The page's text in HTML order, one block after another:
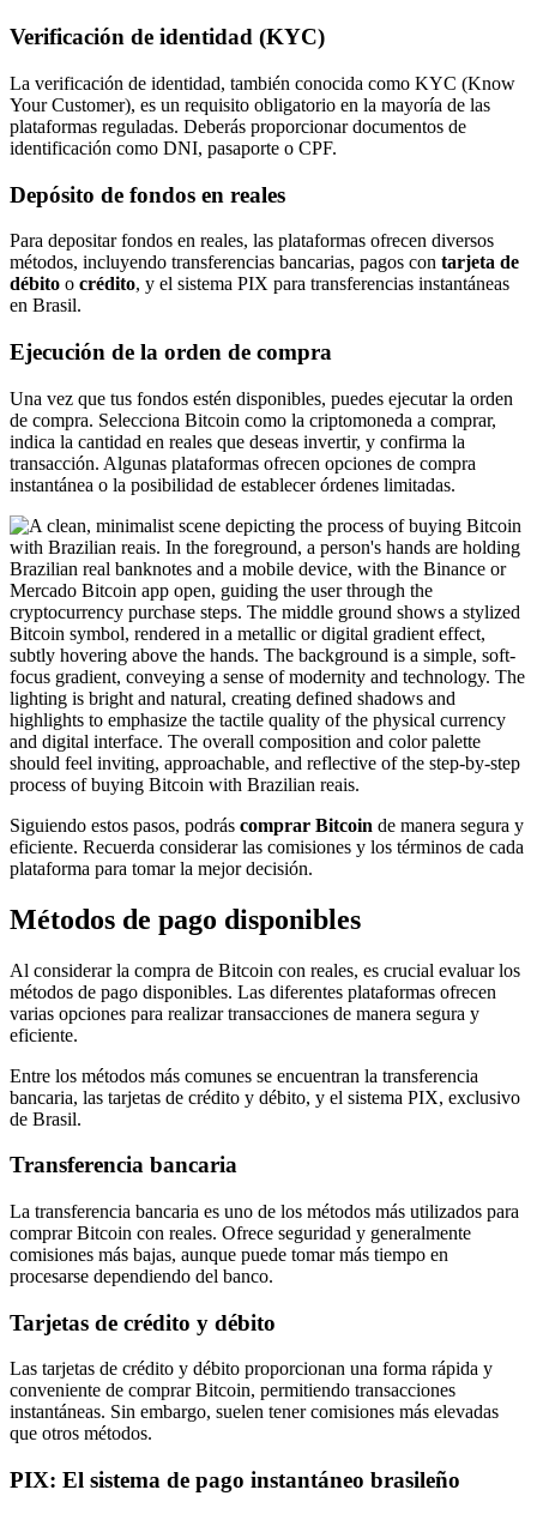
Verificación de identidad (KYC)
La verificación de identidad, también conocida como KYC (Know
Your Customer), es un requisito obligatorio en la mayoría de las
plataformas reguladas. Deberás proporcionar documentos de
identificación como DNI, pasaporte o CPF.
Depósito de fondos en reales
Para depositar fondos en reales, las plataformas ofrecen diversos
métodos, incluyendo transferencias bancarias, pagos con tarjeta de
débito o crédito, y el sistema PIX para transferencias instantáneas
en Brasil.
Ejecución de la orden de compra
Una vez que tus fondos estén disponibles, puedes ejecutar la orden
de compra. Selecciona Bitcoin como la criptomoneda a comprar,
indica la cantidad en reales que deseas invertir, y confirma la
transacción. Algunas plataformas ofrecen opciones de compra
instantánea o la posibilidad de establecer órdenes limitadas.
Siguiendo estos pasos, podrás comprar Bitcoin de manera segura y
eficiente. Recuerda considerar las comisiones y los términos de cada
plataforma para tomar la mejor decisión.
Métodos de pago disponibles
Al considerar la compra de Bitcoin con reales, es crucial evaluar los
métodos de pago disponibles. Las diferentes plataformas ofrecen
varias opciones para realizar transacciones de manera segura y
eficiente.
Entre los métodos más comunes se encuentran la transferencia
bancaria, las tarjetas de crédito y débito, y el sistema PIX, exclusivo
de Brasil.
Transferencia bancaria
La transferencia bancaria es uno de los métodos más utilizados para
comprar Bitcoin con reales. Ofrece seguridad y generalmente
comisiones más bajas, aunque puede tomar más tiempo en
procesarse dependiendo del banco.
Tarjetas de crédito y débito
Las tarjetas de crédito y débito proporcionan una forma rápida y
conveniente de comprar Bitcoin, permitiendo transacciones
instantáneas. Sin embargo, suelen tener comisiones más elevadas
que otros métodos.
PIX: El sistema de pago instantáneo brasileño